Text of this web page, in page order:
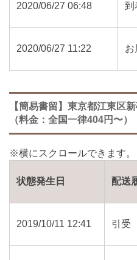
2020/06/27 06:48 到
2020/06/27 11:22 お
【簡易書留】東京都江東区
（料金：全国一律404円〜）
状態発生日 配送
2019/10/11 12:41 引受